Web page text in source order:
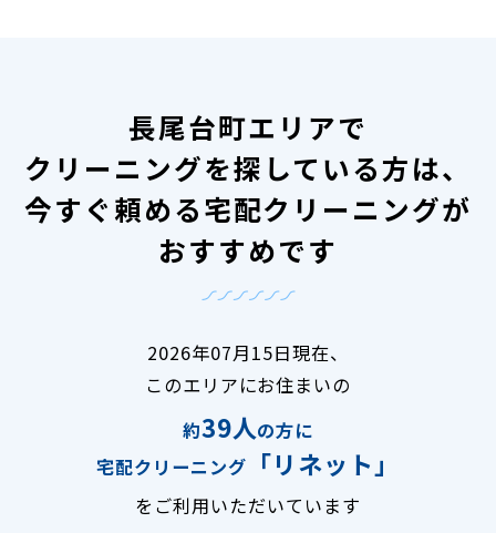
長尾台町エリアで
クリーニングを探している方は、
今すぐ頼める宅配クリーニングが
おすすめです
2026年07月15日現在、
このエリアにお住まいの
約39人の方に
宅配クリーニング
「リネット」
をご利用いただいています